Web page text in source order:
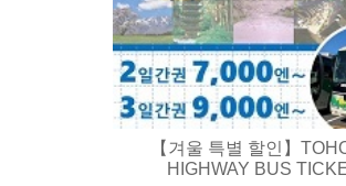
【겨울 특별 할인】
HIGHWAY BUS